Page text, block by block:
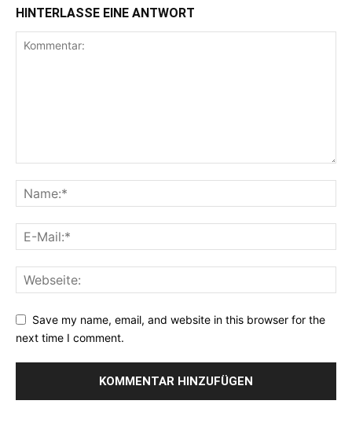
HINTERLASSE EINE ANTWORT
Save my name, email, and website in this browser for the
next time I comment.